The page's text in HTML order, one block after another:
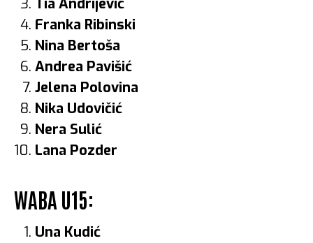
Tia Andrijević
Franka Ribinski
Nina Bertoša
Andrea Pavišić
Jelena Polovina
Nika Udovičić
Nera Sulić
Lana Pozder
WABA U15:
Una Kudić